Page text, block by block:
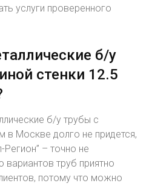
услуги проверенного
б/у
стенки 12.5
б/у трубы с
в Москве долго не придется,
Регион” – точно не
вариантов труб приятно
потому что можно